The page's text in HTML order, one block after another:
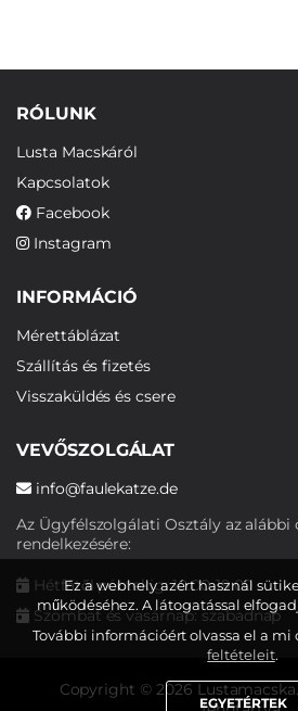
RÓLUNK
Lusta Macskáról
Kapcsolatok
Facebook
Instagram
INFORMÁCIÓ
Mérettáblázat
Szállítás és fizetés
Visszaküldés és csere
VEVŐSZOLGÁLAT
info@faulekatze.de
Az Ügyfélszolgálati Osztály az alábbi
rendelkezésére:
Hétfőtől péntekig: 10:00-19:00
Szombat és vasárnap: szabadnap
Copyright © 2026
Ez a webhely azért használ
működéséhez. A látogatással
További információért olvassa el a
feltételeit.
EGYETÉRTEK